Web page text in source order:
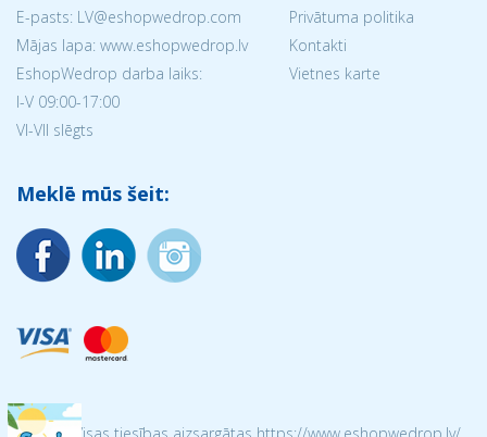
E-pasts: LV@eshopwedrop.com
Mājas lapa: www.eshopwedrop.lv
EshopWedrop darba laiks:
I-V 09:00-17:00
VI-VII slēgts
Privātuma politika
Kontakti
Vietnes karte
Meklē mūs šeit: